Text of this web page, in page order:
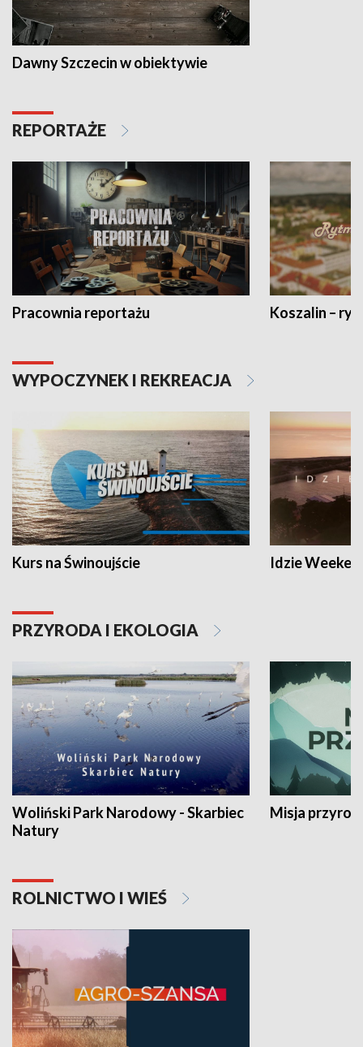
Dawny Szczecin w obiektywie
REPORTAŻE
Pracownia reportażu Koszalin –
WYPOCZYNEK I REKREACJA
Kurs na Świnoujście Idzie
PRZYRODA I EKOLOGIA
Woliński Park Narodowy - Skarbiec
Natury
Misja
ROLNICTWO I WIEŚ